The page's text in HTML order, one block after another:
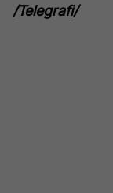
/Telegrafi/